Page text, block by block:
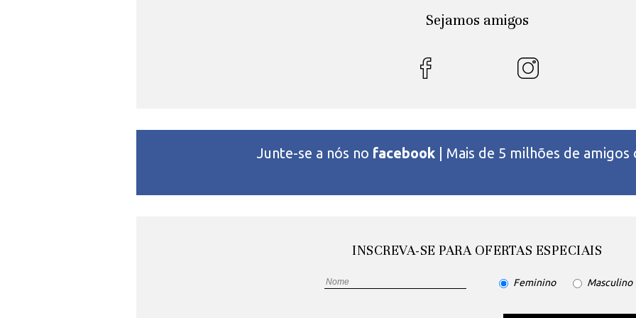
Sejamos amigos
Junte-se a nós no facebook | Mais de 5 milhões de amigos
INSCREVA-SE PARA OFERTAS ESPECIAIS
Feminino Masculino